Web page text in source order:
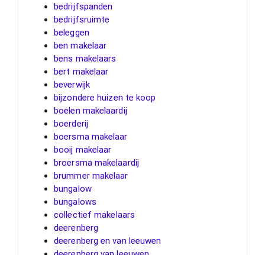
bedrijfspanden
bedrijfsruimte
beleggen
ben makelaar
bens makelaars
bert makelaar
beverwijk
bijzondere huizen te koop
boelen makelaardij
boerderij
boersma makelaar
booij makelaar
broersma makelaardij
brummer makelaar
bungalow
bungalows
collectief makelaars
deerenberg
deerenberg en van leeuwen